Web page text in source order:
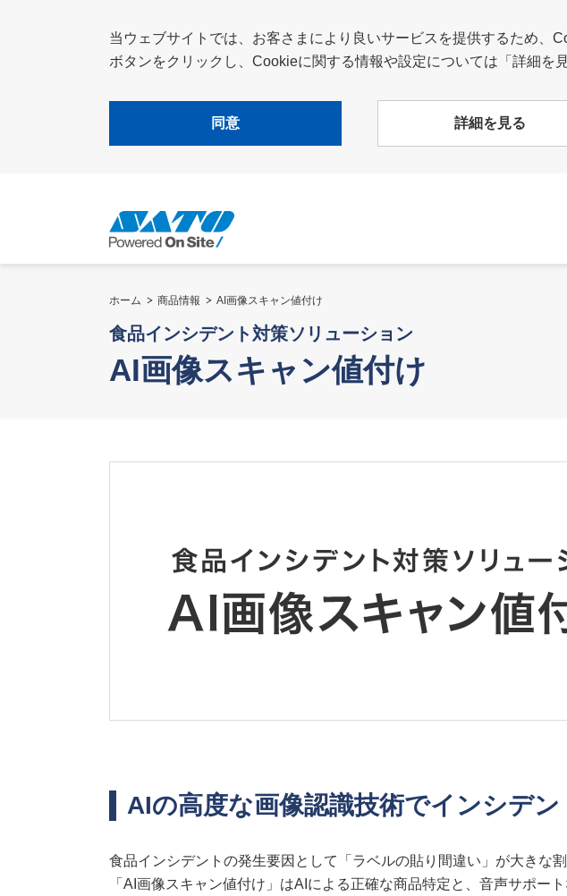
当ウェブサイトでは、お客さまにより良いサービスを提供するため、
ボタンをクリックし、Cookieに関する情報や設定については「詳細を
同意 詳細を見る
ホーム 商品情報 AI画像スキャン値付け
食品インシデント対策ソリューション
AI画像スキャン値付け
AIの高度な画像認識技術でインシデ
食品インシデントの発生要因として「ラベルの貼り間違い」が大きな割
「AI画像スキャン値付け」はAIによる正確な商品特定と、音声サポ